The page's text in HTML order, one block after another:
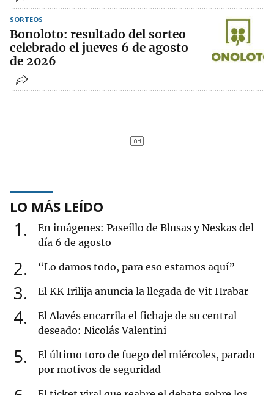
SORTEOS
Bonoloto: resultado del sorteo
celebrado el jueves 6 de agosto
de 2026
LO MÁS LEÍDO
1
En imágenes: Paseíllo de Blusas y Neskas del
día 6 de agosto
2 “Lo damos todo, para eso estamos aquí”
3 El KK Irilija anuncia la llegada de Vit Hrabar
4
El Alavés encarrila el fichaje de su central
deseado: Nicolás Valentini
5
El último toro de fuego del miércoles, parado
por motivos de seguridad